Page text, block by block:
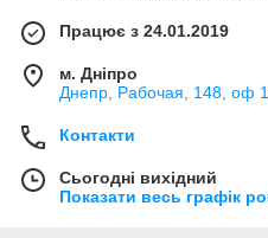
Працює з 24.01.2019
м. Дніпро
Днепр, Рабочая, 148, оф
Контакти
Сьогодні вихідний
Показати весь графік